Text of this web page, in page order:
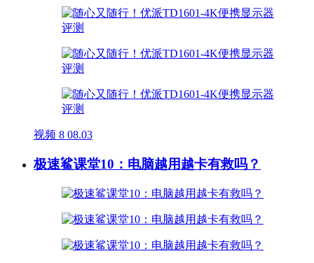
视频 8 08.03
极速鲨课堂10：电脑越用越卡有救吗？